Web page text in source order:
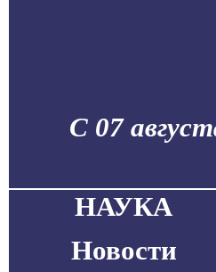
С 07
НАУКА
Новости